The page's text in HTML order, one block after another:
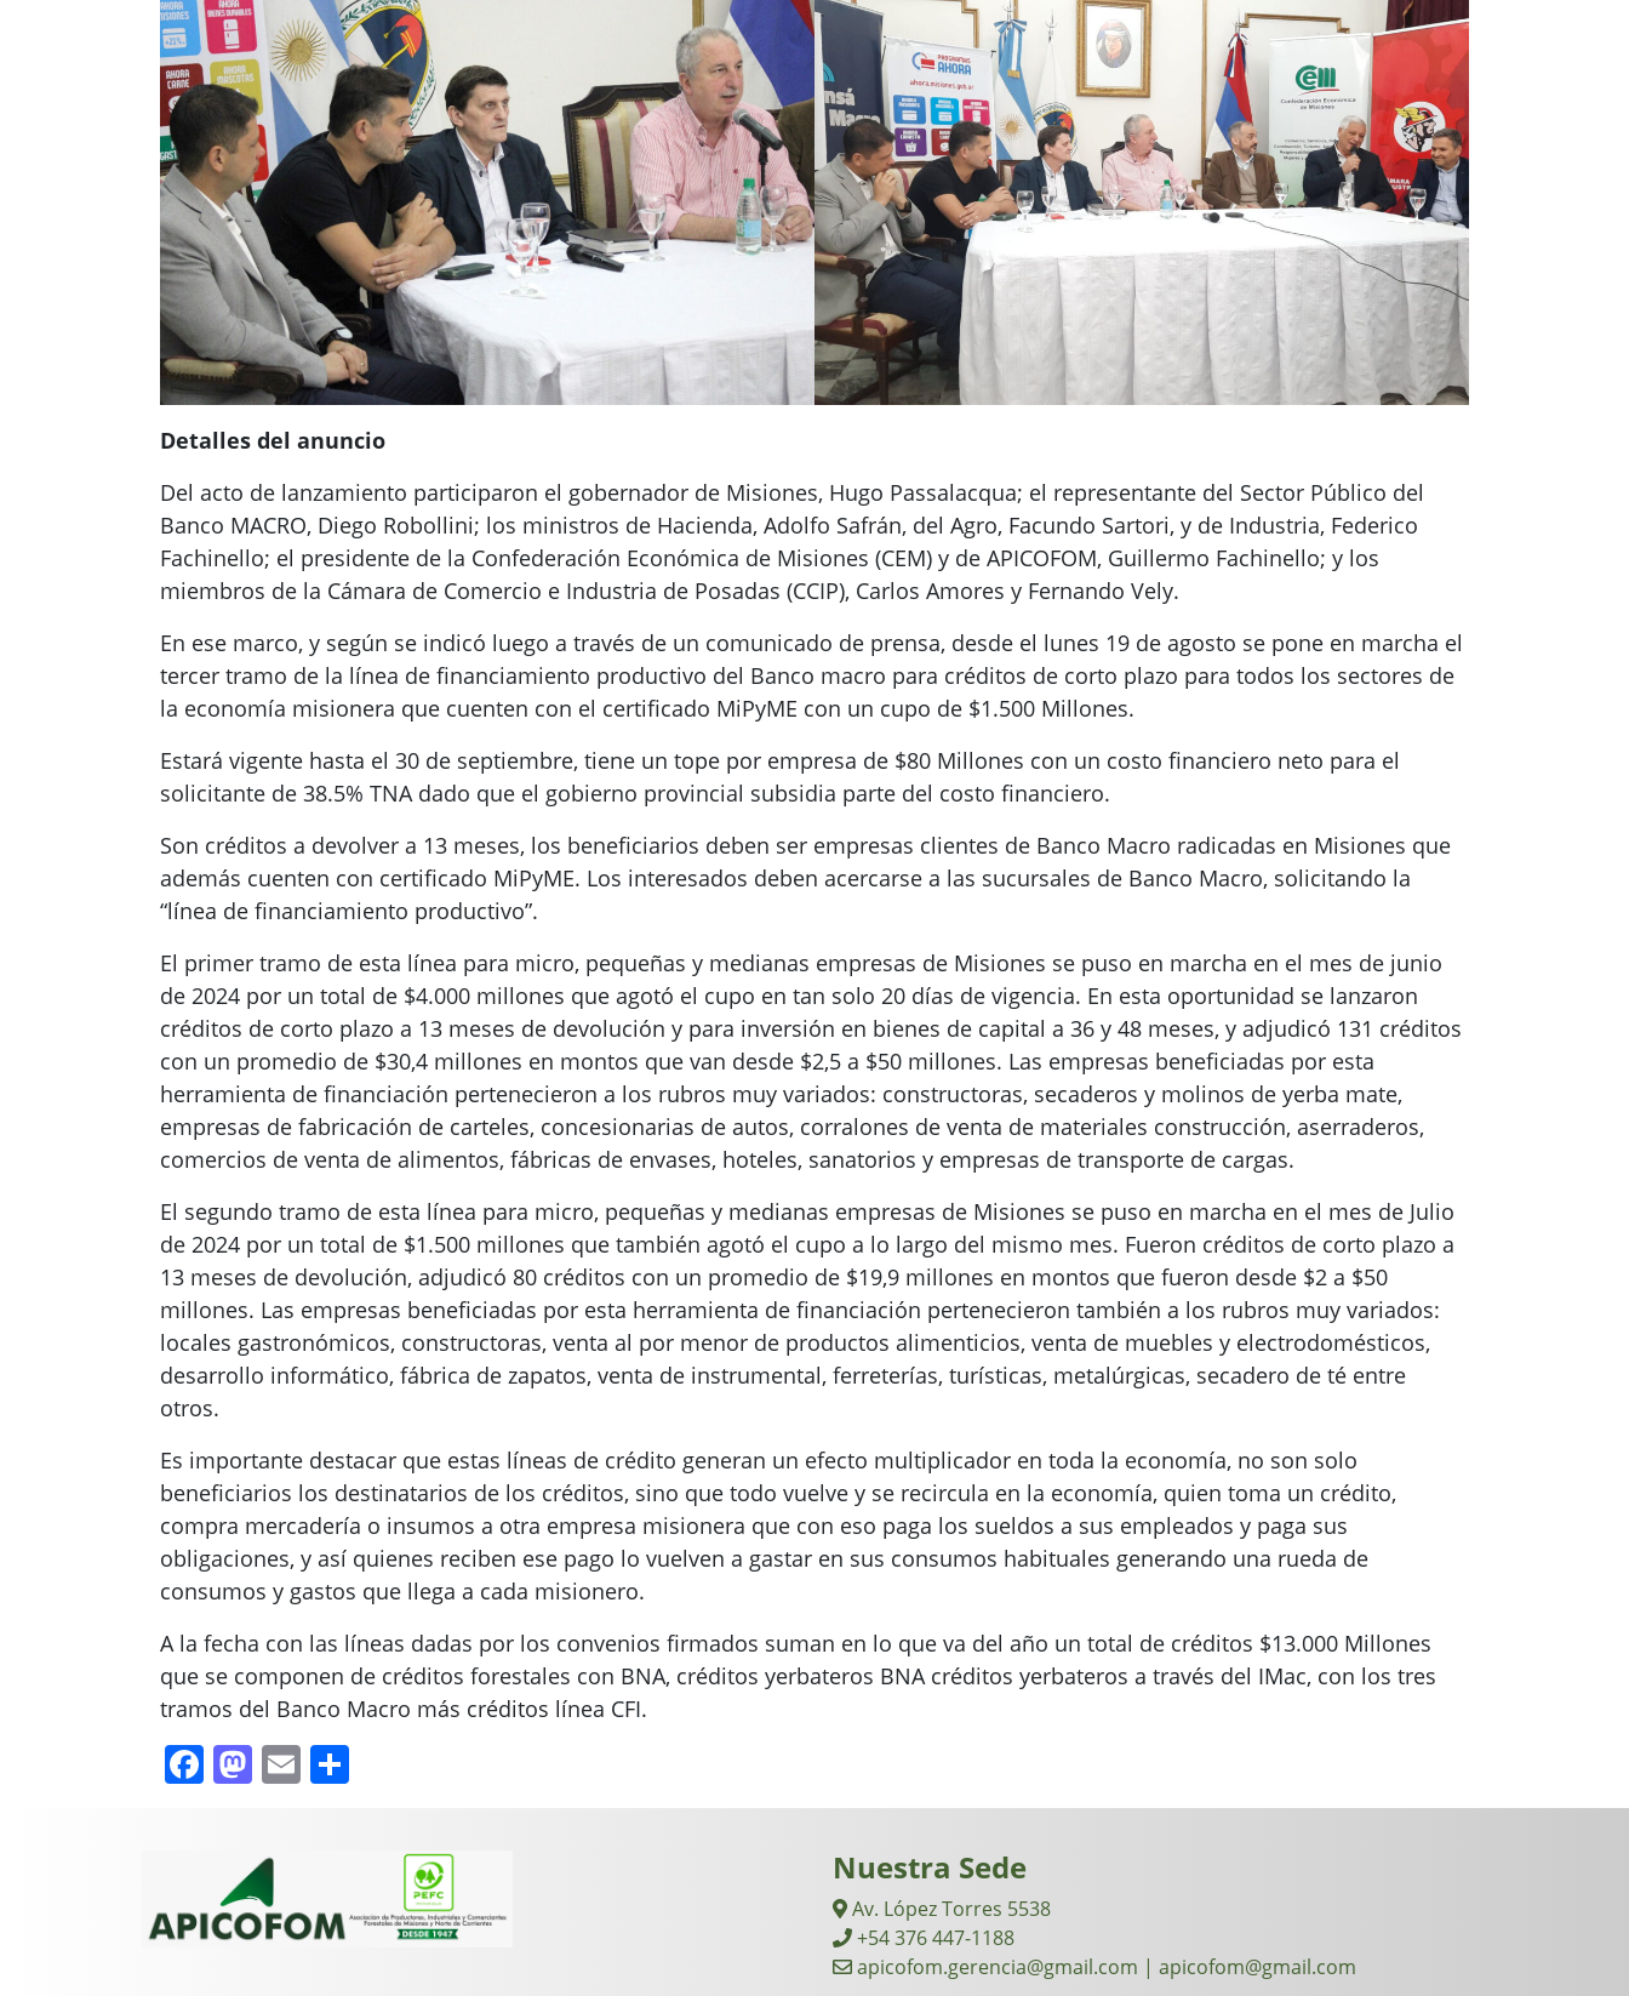
Detalles del anuncio
Del acto de lanzamiento participaron el gobernador de Misiones, Hugo Passalacqua; el representante del Sector Público del
Banco MACRO, Diego Robollini; los ministros de Hacienda, Adolfo Safrán, del Agro, Facundo Sartori, y de Industria, Federico
Fachinello; el presidente de la Confederación Económica de Misiones (CEM) y de APICOFOM, Guillermo Fachinello; y los
miembros de la Cámara de Comercio e Industria de Posadas (CCIP), Carlos Amores y Fernando Vely.
En ese marco, y según se indicó luego a través de un comunicado de prensa, desde el lunes 19 de agosto se pone en marcha el
tercer tramo de la línea de financiamiento productivo del Banco macro para créditos de corto plazo para todos los sectores de
la economía misionera que cuenten con el certificado MiPyME con un cupo de $1.500 Millones.
Estará vigente hasta el 30 de septiembre, tiene un tope por empresa de $80 Millones con un costo financiero neto para el
solicitante de 38.5% TNA dado que el gobierno provincial subsidia parte del costo financiero.
Son créditos a devolver a 13 meses, los beneficiarios deben ser empresas clientes de Banco Macro radicadas en Misiones que
además cuenten con certificado MiPyME. Los interesados deben acercarse a las sucursales de Banco Macro, solicitando la
“línea de financiamiento productivo”.
El primer tramo de esta línea para micro, pequeñas y medianas empresas de Misiones se puso en marcha en el mes de junio
de 2024 por un total de $4.000 millones que agotó el cupo en tan solo 20 días de vigencia. En esta oportunidad se lanzaron
créditos de corto plazo a 13 meses de devolución y para inversión en bienes de capital a 36 y 48 meses, y adjudicó 131 créditos
con un promedio de $30,4 millones en montos que van desde $2,5 a $50 millones. Las empresas beneficiadas por esta
herramienta de financiación pertenecieron a los rubros muy variados: constructoras, secaderos y molinos de yerba mate,
empresas de fabricación de carteles, concesionarias de autos, corralones de venta de materiales construcción, aserraderos,
comercios de venta de alimentos, fábricas de envases, hoteles, sanatorios y empresas de transporte de cargas.
El segundo tramo de esta línea para micro, pequeñas y medianas empresas de Misiones se puso en marcha en el mes de Julio
de 2024 por un total de $1.500 millones que también agotó el cupo a lo largo del mismo mes. Fueron créditos de corto plazo a
13 meses de devolución, adjudicó 80 créditos con un promedio de $19,9 millones en montos que fueron desde $2 a $50
millones. Las empresas beneficiadas por esta herramienta de financiación pertenecieron también a los rubros muy variados:
locales gastronómicos, constructoras, venta al por menor de productos alimenticios, venta de muebles y electrodomésticos,
desarrollo informático, fábrica de zapatos, venta de instrumental, ferreterías, turísticas, metalúrgicas, secadero de té entre
otros.
Es importante destacar que estas líneas de crédito generan un efecto multiplicador en toda la economía, no son solo
beneficiarios los destinatarios de los créditos, sino que todo vuelve y se recircula en la economía, quien toma un crédito,
compra mercadería o insumos a otra empresa misionera que con eso paga los sueldos a sus empleados y paga sus
obligaciones, y así quienes reciben ese pago lo vuelven a gastar en sus consumos habituales generando una rueda de
consumos y gastos que llega a cada misionero.
A la fecha con las líneas dadas por los convenios firmados suman en lo que va del año un total de créditos $13.000 Millones
que se componen de créditos forestales con BNA, créditos yerbateros BNA créditos yerbateros a través del IMac, con los tres
tramos del Banco Macro más créditos línea CFI.
Facebook
Mastodon
Email
Nuestra Sede
Av. López Torres 5538
+54 376 447-1188
apicofom.gerencia@gmail.com | apicofom@gmail.com